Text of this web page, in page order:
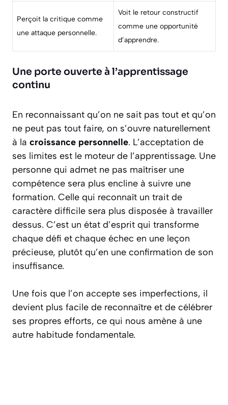
Perçoit la critique comme
une attaque personnelle.
Voit le retour constructif
comme une opportunité
d’apprendre.
Une porte ouverte à l’apprentissage
continu
En reconnaissant qu’on ne sait pas tout et qu’on
ne peut pas tout faire, on s’ouvre naturellement
à la croissance personnelle. L’acceptation de
ses limites est le moteur de l’apprentissage. Une
personne qui admet ne pas maîtriser une
compétence sera plus encline à suivre une
formation. Celle qui reconnaît un trait de
caractère difficile sera plus disposée à travailler
dessus. C’est un état d’esprit qui transforme
chaque défi et chaque échec en une leçon
précieuse, plutôt qu’en une confirmation de son
insuffisance.
Une fois que l’on accepte ses imperfections, il
devient plus facile de reconnaître et de célébrer
ses propres efforts, ce qui nous amène à une
autre habitude fondamentale.